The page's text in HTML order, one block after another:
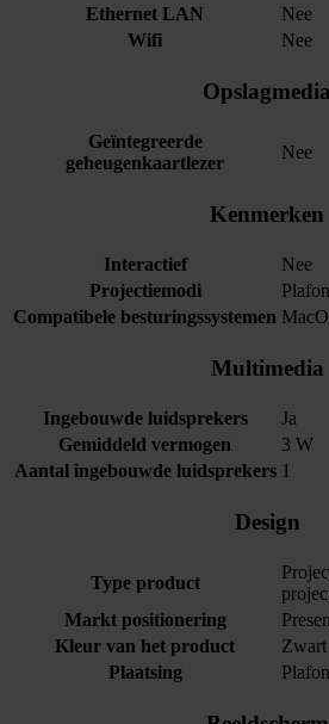
Ethernet LAN
Nee
Wifi
Nee
Opslagmedia
Geïntegreerde
geheugenkaartlezer
Nee
Kenmerken
Interactief
Nee
Projectiemodi
Compatibele besturingssystemen
Multimedia
Ingebouwde luidsprekers
Ja
Gemiddeld vermogen
3 W
Aantal ingebouwde luidsprekers 1
Design
Type product
Markt positionering
Kleur van het product
Zwart
Plaatsing